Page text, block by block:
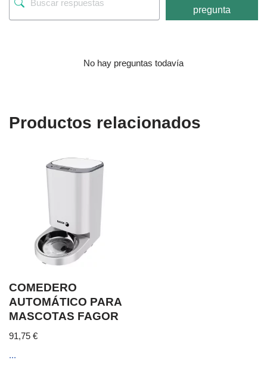
pregunta
No hay preguntas todavía
Productos relacionados
COMEDERO
AUTOMÁTICO PARA
MASCOTAS FAGOR
91,75 €
...